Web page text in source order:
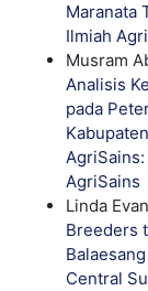
Maranata
Ilmiah
Musram
Analisis
pada
AgriSains
Linda
Breeders
Central